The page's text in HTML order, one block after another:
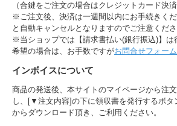
（合鍵をご注文の場合はクレジットカード決
※ご注文後、決済は一週間以内にお手続きく
と自動キャンセルとなりますのでご注意くださ
※当ショップでは【請求書払い(銀行振込)】は
希望の場合は、お手数ですがお問合せフォーム
インボイスについて
商品の発送後、本サイトのマイページから注
し、[▼注文内容]の下に領収書を発行するボタ
からダウンロード頂き、ご利用ください。